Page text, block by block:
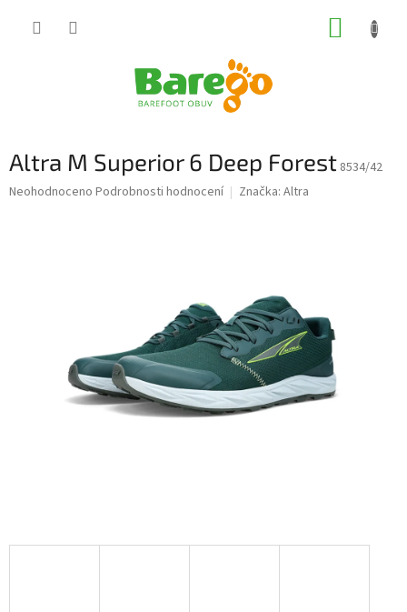
Altra M Superior 6 Deep Forest 8534/42
Průměrné
Neohodnoceno Podrobnosti hodnocení Značka: Altra